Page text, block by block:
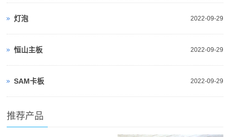
2022-09-29
灯泡
2022-09-29
恒山主板
2022-09-29
SAM卡板
推荐产品